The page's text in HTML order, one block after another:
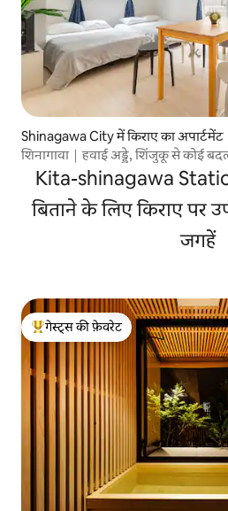
Shinagawa City में किराए का अपार्टमेंट
शिनागावा｜हवाई अड्डे, शिंजुकू से कोई
स्टेशन से 4 मिनट की पैदल दूरी｜
दूरी, शिना...
Kita-shinagawa
बिताने के लिए किराए पर
जगहें
गेस्ट्स का टॉप फ़ेवरेट
गेस्ट्स की फ़ेवरेट